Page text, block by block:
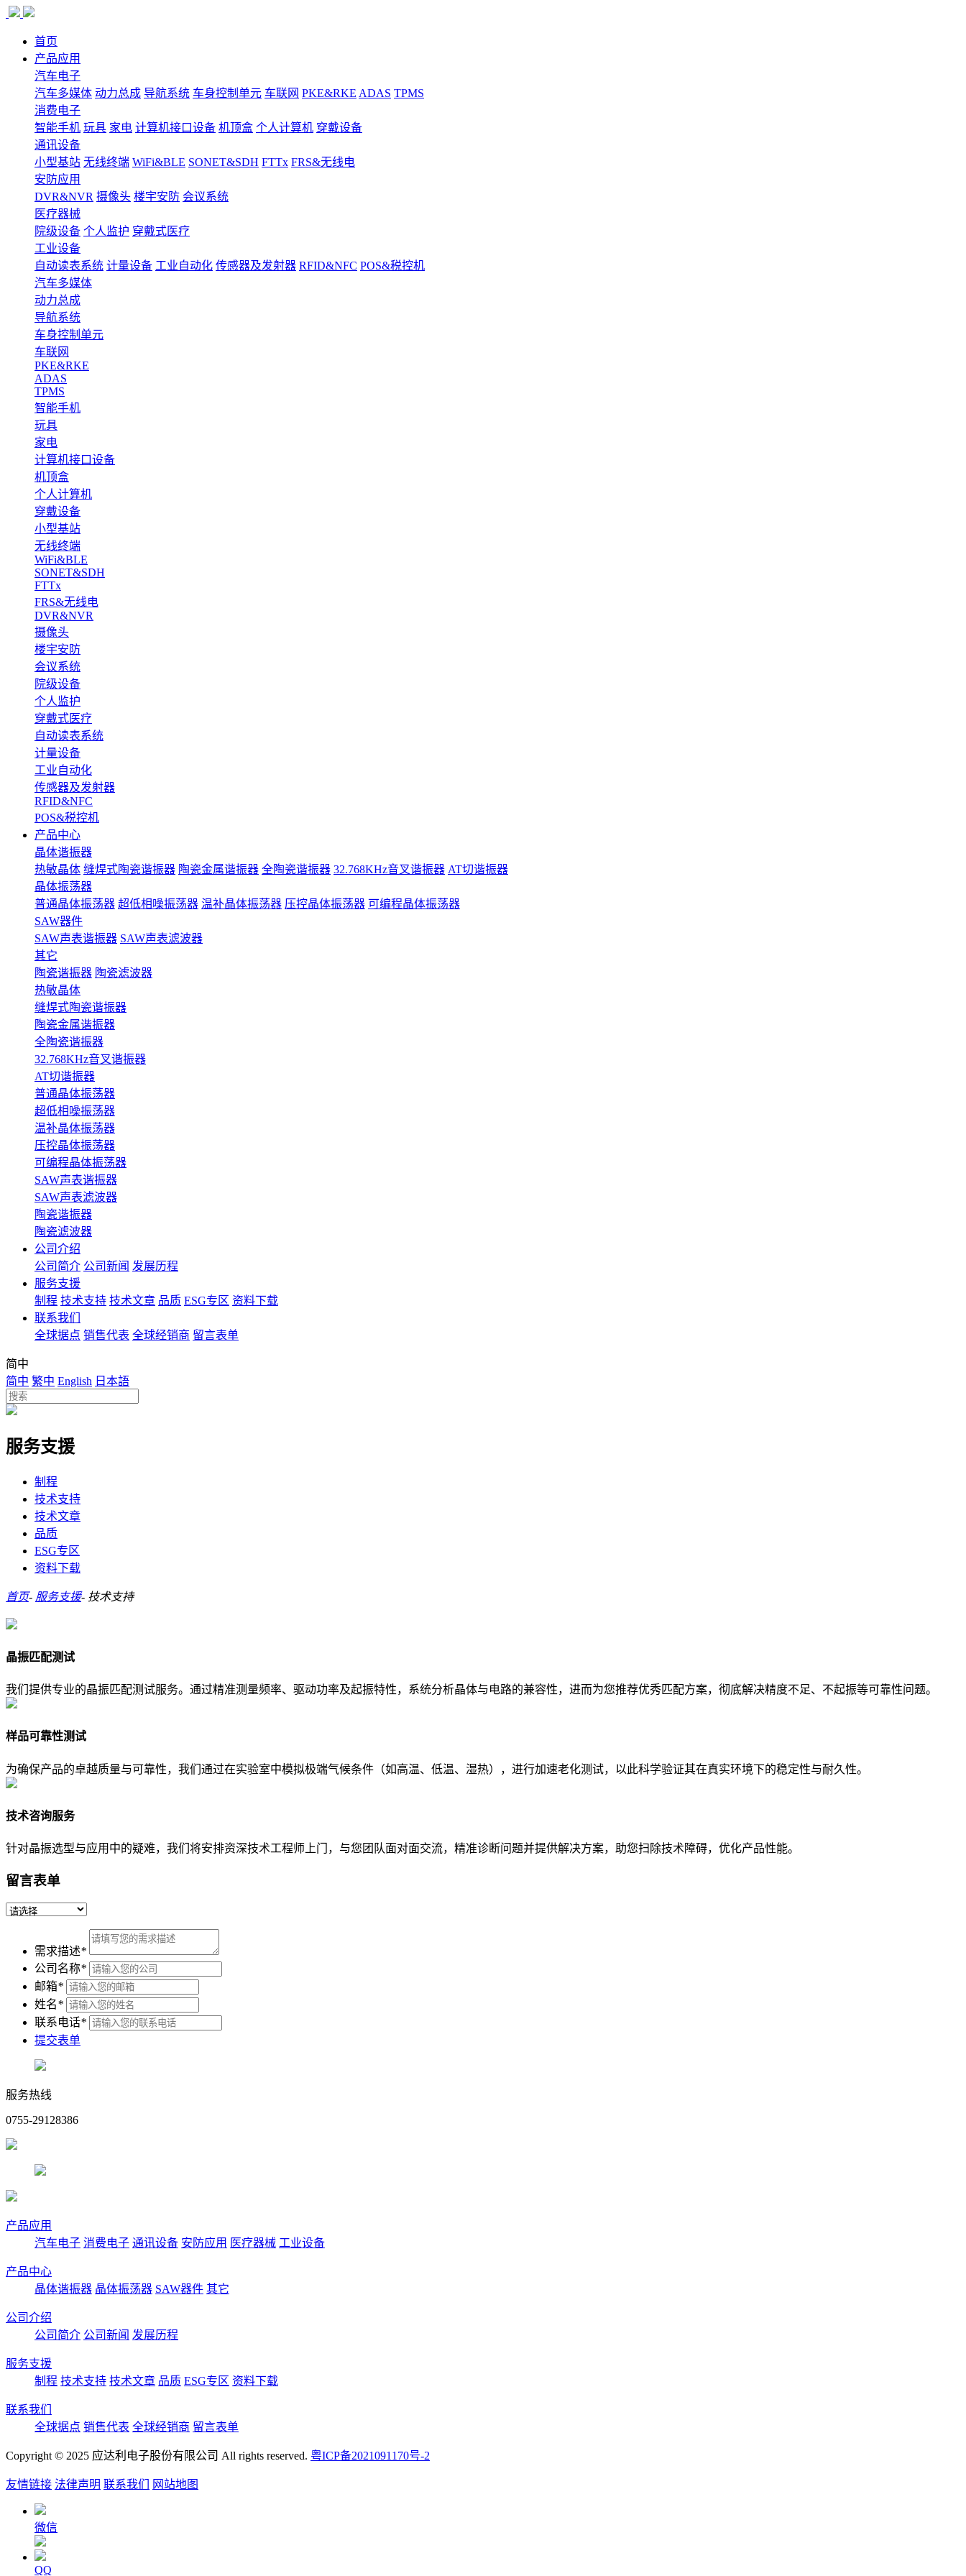
首页
产品应用
汽车电子
汽车多媒体 动力总成 导航系统 车身控制单元 车联网 PKE&RKE ADAS TPMS
消费电子
智能手机 玩具 家电 计算机接口设备 机顶盒 个人计算机 穿戴设备
通讯设备
小型基站 无线终端 WiFi&BLE SONET&SDH FTTx FRS&无线电
安防应用
DVR&NVR 摄像头 楼宇安防 会议系统
医疗器械
院级设备 个人监护 穿戴式医疗
工业设备
自动读表系统 计量设备 工业自动化 传感器及发射器 RFID&NFC POS&税控机
汽车多媒体
动力总成
导航系统
车身控制单元
车联网
PKE&RKE
ADAS
TPMS
智能手机
玩具
家电
计算机接口设备
机顶盒
个人计算机
穿戴设备
小型基站
无线终端
WiFi&BLE
SONET&SDH
FTTx
FRS&无线电
DVR&NVR
摄像头
楼宇安防
会议系统
院级设备
个人监护
穿戴式医疗
自动读表系统
计量设备
工业自动化
传感器及发射器
RFID&NFC
POS&税控机
产品中心
晶体谐振器
热敏晶体 缝焊式陶瓷谐振器 陶瓷金属谐振器 全陶瓷谐振器 32.768KHz音叉谐振器 AT切谐振器
晶体振荡器
普通晶体振荡器 超低相噪振荡器 温补晶体振荡器 压控晶体振荡器 可编程晶体振荡器
SAW器件
SAW声表谐振器 SAW声表滤波器
其它
陶瓷谐振器 陶瓷滤波器
热敏晶体
缝焊式陶瓷谐振器
陶瓷金属谐振器
全陶瓷谐振器
32.768KHz音叉谐振器
AT切谐振器
普通晶体振荡器
超低相噪振荡器
温补晶体振荡器
压控晶体振荡器
可编程晶体振荡器
SAW声表谐振器
SAW声表滤波器
陶瓷谐振器
陶瓷滤波器
公司介绍
公司简介 公司新闻 发展历程
服务支援
制程 技术支持 技术文章 品质 ESG专区 资料下载
联系我们
全球据点 销售代表 全球经销商 留言表单
简中
简中 繁中 English 日本語
服务支援
制程
技术支持
技术文章
品质
ESG专区
资料下载
首页- 服务支援- 技术支持
晶振匹配测试
我们提供专业的晶振匹配测试服务。通过精准测量频率、驱动功率及起振特性，系统分析晶体与电路的兼容性，进而为您推荐优秀匹配方案，彻底解决精度不足、不起振等可靠性问题。
样品可靠性测试
为确保产品的卓越质量与可靠性，我们通过在实验室中模拟极端气候条件（如高温、低温、湿热），进行加速老化测试，以此科学验证其在真实环境下的稳定性与耐久性。
技术咨询服务
针对晶振选型与应用中的疑难，我们将安排资深技术工程师上门，与您团队面对面交流，精准诊断问题并提供解决方案，助您扫除技术障碍，优化产品性能。
留言表单
需求描述*
公司名称*
邮箱*
姓名*
联系电话*
提交表单
服务热线
0755-29128386
产品应用
汽车电子 消费电子 通讯设备 安防应用 医疗器械 工业设备
产品中心
晶体谐振器 晶体振荡器 SAW器件 其它
公司介绍
公司简介 公司新闻 发展历程
服务支援
制程 技术支持 技术文章 品质 ESG专区 资料下载
联系我们
全球据点 销售代表 全球经销商 留言表单
Copyright © 2025 应达利电子股份有限公司 All rights reserved. 粤ICP备2021091170号-2
友情链接 法律声明 联系我们 网站地图
微信
QQ